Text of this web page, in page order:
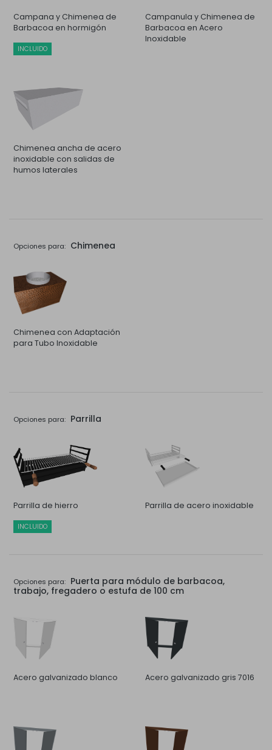
Campana y Chimenea de
Barbacoa en hormigón
INCLUIDO
Campanula y Chimenea de
Barbacoa en Acero
Inoxidable
Chimenea ancha de acero
inoxidable con salidas de
humos laterales
Opciones para: Chimenea
Chimenea con Adaptación
para Tubo Inoxidable
Opciones para: Parrilla
Parrilla de hierro
INCLUIDO
Parrilla de acero inoxidable
Opciones para: Puerta para módulo de barbacoa,
trabajo, fregadero o estufa de 100 cm
Acero galvanizado blanco Acero galvanizado gris 7016